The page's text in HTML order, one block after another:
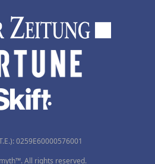
0259Ε60000576001
All rights reserved.